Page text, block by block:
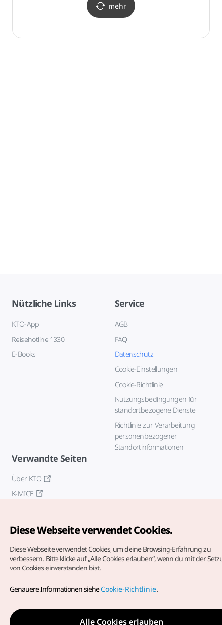
mehr
Nützliche Links
KTO-App
Reisehotline 1330
E-Books
Service
AGB
FAQ
Datenschutz
Cookie-Einstellungen
Cookie-Richtlinie
Nutzungsbedingungen für
standortbezogene Dienste
Richtlinie zur Verarbeitung
personenbezogener
Standortinformationen
Verwandte Seiten
Über KTO
K-MICE
vorbehalten.
dieoffizielle E-Mail-Adresse
german@knto.or.kr
Diese Webseite verwendet Cookies.
Diese Webseite verwendet Cookies, um deine Browsing-Erfahrung zu
verbessern. Bitte klicke auf „Alle Cookies erlauben“, wenn du mit der
von Cookies einverstanden bist.
Genauere Informationen sieheCookie-Richtlinie.
Alle Cookies erlauben